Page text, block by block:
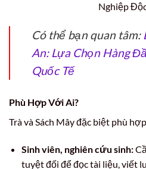
Nghiệp
Có thể bạn quan tâm:
An: Lựa Chọn Hàng
Quốc Tế
Phù Hợp Với Ai?
Trà và Sách Mây đặc biệt phù
Sinh viên, nghiên cứu sinh:
tuyệt đối để đọc tài liệu, viết